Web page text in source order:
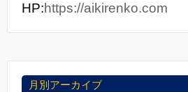
HP:https://aikirenko.com
月別アーカイブ